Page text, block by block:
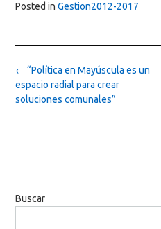
Posted in Gestion2012-2017
Post
navigation
← “Política en Mayúscula es un
espacio radial para crear
soluciones comunales”
Buscar